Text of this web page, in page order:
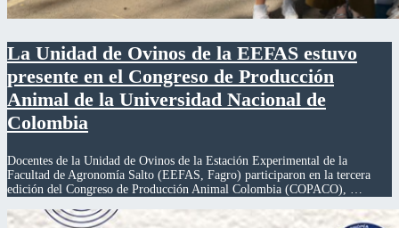
La Unidad de Ovinos de la EEFAS estuvo
presente en el Congreso de Producción
Animal de la Universidad Nacional de
Colombia
Docentes de la Unidad de Ovinos de la Estación Experimental de la
Facultad de Agronomía Salto (EEFAS, Fagro) participaron en la tercera
edición del Congreso de Producción Animal Colombia (COPACO), …